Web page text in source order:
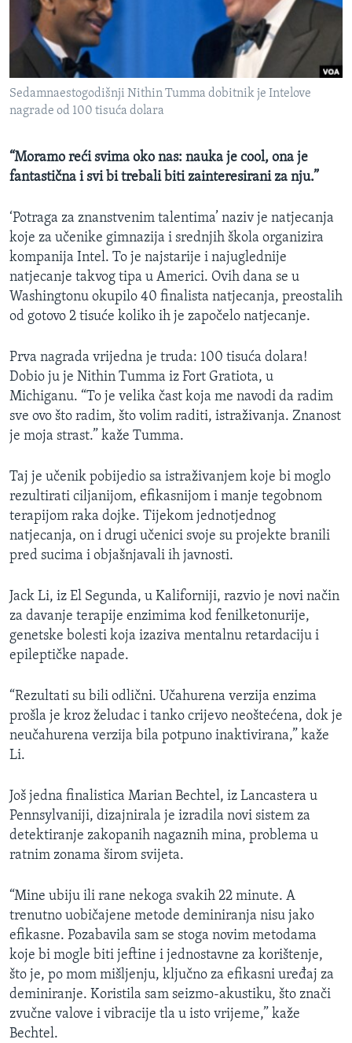
MAGAZIN
O GLASU AMERIKE
Learning English
Sedamnaestogodišnji Nithin Tumma dobitnik je Intelove
nagrade od 100 tisuća dolara
“Moramo reći svima oko nas: nauka je cool, ona je
fantastična i svi bi trebali biti zainteresirani za nju.”
‘Potraga za znanstvenim talentima’ naziv je natjecanja
koje za učenike gimnazija i srednjih škola organizira
kompanija Intel. To je najstarije i najuglednije
natjecanje takvog tipa u Americi. Ovih dana se u
Washingtonu okupilo 40 finalista natjecanja, preostalih
od gotovo 2 tisuće koliko ih je započelo natjecanje.
Prva nagrada vrijedna je truda: 100 tisuća dolara!
Dobio ju je Nithin Tumma iz Fort Gratiota, u
Michiganu. “To je velika čast koja me navodi da radim
sve ovo što radim, što volim raditi, istraživanja. Znanost
je moja strast.” kaže Tumma.
Taj je učenik pobijedio sa istraživanjem koje bi moglo
rezultirati ciljanijom, efikasnijom i manje tegobnom
terapijom raka dojke. Tijekom jednotjednog
natjecanja, on i drugi učenici svoje su projekte branili
pred sucima i objašnjavali ih javnosti.
Jack Li, iz El Segunda, u Kaliforniji, razvio je novi način
za davanje terapije enzimima kod fenilketonurije,
genetske bolesti koja izaziva mentalnu retardaciju i
epileptičke napade.
“Rezultati su bili odlični. Učahurena verzija enzima
prošla je kroz želudac i tanko crijevo neoštećena, dok je
neučahurena verzija bila potpuno inaktivirana,” kaže
Li.
Još jedna finalistica Marian Bechtel, iz Lancastera u
Pennsylvaniji, dizajnirala je izradila novi sistem za
detektiranje zakopanih nagaznih mina, problema u
ratnim zonama širom svijeta.
“Mine ubiju ili rane nekoga svakih 22 minute. A
trenutno uobičajene metode deminiranja nisu jako
efikasne. Pozabavila sam se stoga novim metodama
koje bi mogle biti jeftine i jednostavne za korištenje,
što je, po mom mišljenju, ključno za efikasni uređaj za
deminiranje. Koristila sam seizmo-akustiku, što znači
zvučne valove i vibracije tla u isto vrijeme,” kaže
Bechtel.